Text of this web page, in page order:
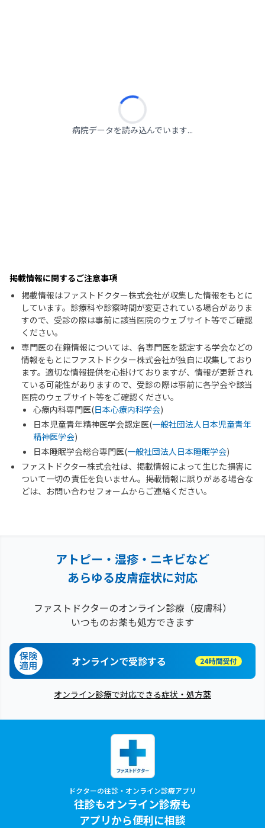
病院データを読み込んでいます...
掲載情報に関するご注意事項
掲載情報はファストドクター株式会社が収集した情報をもとに
しています。診療科や診察時間が変更されている場合がありま
すので、受診の際は事前に該当医院のウェブサイト等でご確認
ください。
専門医の在籍情報については、各専門医を認定する学会などの
情報をもとにファストドクター株式会社が独自に収集しており
ます。適切な情報提供を心掛けておりますが、情報が更新され
ている可能性がありますので、受診の際は事前に各学会や該当
医院のウェブサイト等をご確認ください。
心療内科専門医(日本心療内科学会)
日本児童青年精神医学会認定医(一般社団法人日本児童青年
精神医学会)
日本睡眠学会総合専門医(一般社団法人日本睡眠学会)
ファストドクター株式会社は、掲載情報によって生じた損害に
ついて一切の責任を負いません。掲載情報に誤りがある場合な
どは、お問い合わせフォームからご連絡ください。
アトピー・湿疹・ニキビなど
あらゆる皮膚症状に対応
ファストドクターのオンライン診療（皮膚科）
いつものお薬も処方できます
オンラインで受診する
オンライン診療で対応できる症状・処方薬
ドクターの往診・オンライン診療アプリ
往診もオンライン診療も
アプリから便利に相談